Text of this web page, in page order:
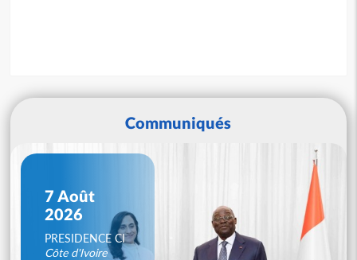
Communiqués
7 Août
2026
PRESIDENCE CI
Côte d'Ivoire